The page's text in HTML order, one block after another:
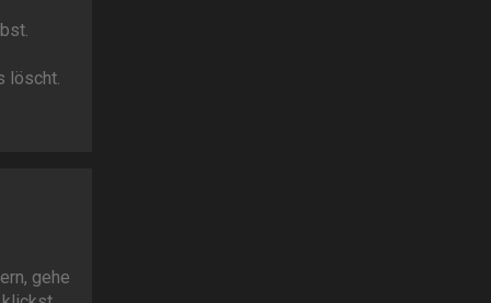
löscht.
gehe